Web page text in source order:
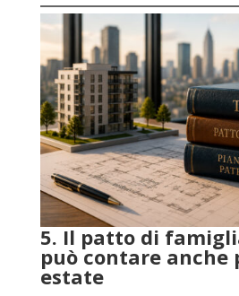
5. Il patto di
può contare anche
estate